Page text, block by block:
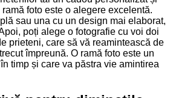
foto este o alegere excelentă.
sau una cu un design mai elaborat,
poți alege o fotografie cu voi doi
prieteni, care să vă reamintească de
împreună. O ramă foto este un
timp și care va păstra vie amintirea